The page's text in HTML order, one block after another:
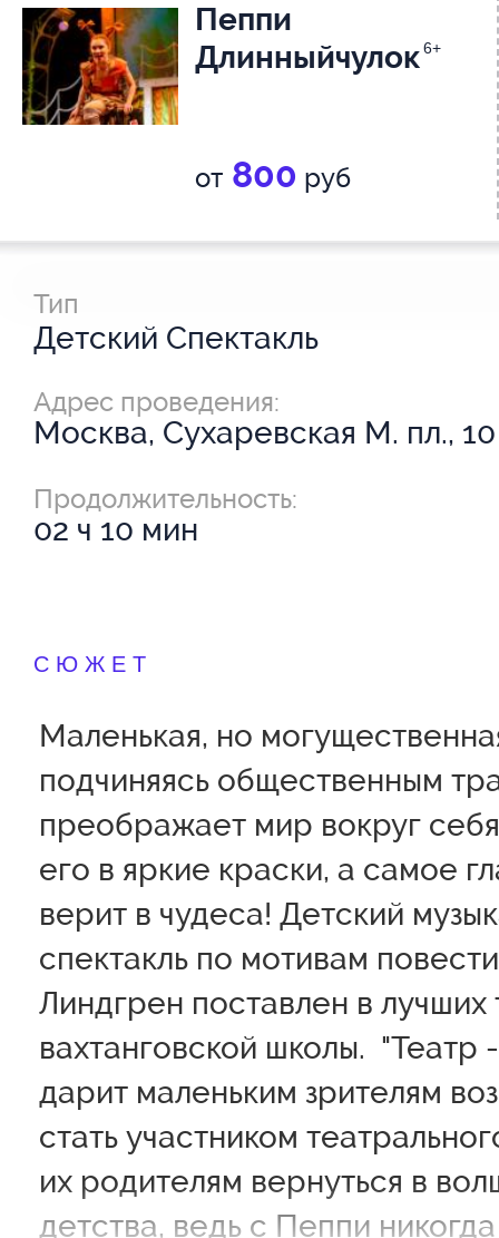
Пеппи
Длинныйчулок6+
от 800 руб
Тип
Детский Спектакль
Адрес проведения:
Москва, Сухаревская М. пл., 10
Продолжительность:
02 ч 10 мин
СЮЖЕТ
Маленькая, но
подчиняясь общественным
преображает мир вокруг
его в яркие краски, а самое
верит в чудеса! Детский
спектакль по мотивам
Линдгрен поставлен в лучших
вахтанговской школы. "Театр
дарит маленьким зрителям
стать участником
их родителям вернуться в
детства, ведь с Пеппи